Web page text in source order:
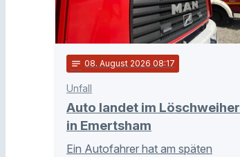
notes 08. August 2026 08:17
Unfall
Auto landet im Löschweiher
in Emertsham
Ein Autofahrer hat am späten